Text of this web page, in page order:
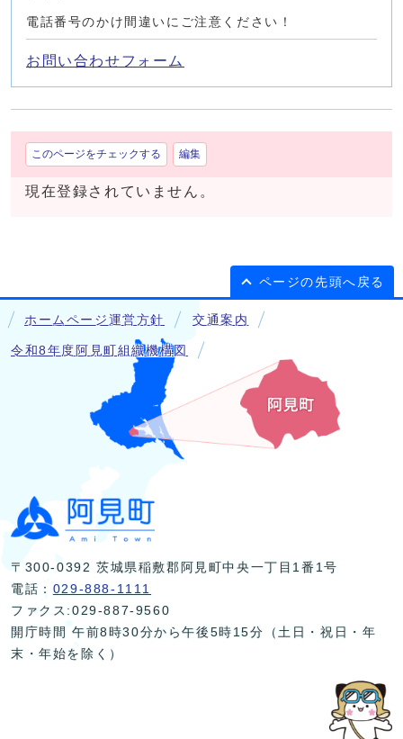
電話番号のかけ間違いにご注意ください！
お問い合わせフォーム
このページをチェックする 編集
現在登録されていません。
ページの先頭へ戻る
ホームページ運営方針 交通案内
令和8年度阿見町組織機構図
〒300-0392 茨城県稲敷郡阿見町中央一丁目1番1号
電話： 029-888-1111
ファクス:029-887-9560
開庁時間 午前8時30分から午後5時15分（土日・祝日・年
末・年始を除く）